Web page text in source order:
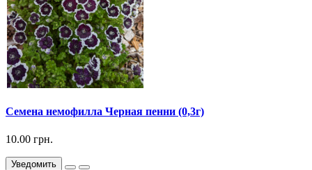
Семена немофилла Черная пенни (0,3г)
10.00 грн.
Уведомить